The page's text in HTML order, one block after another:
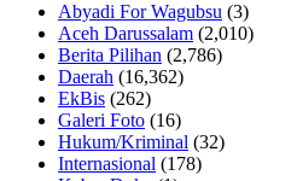
Abyadi For Wagubsu (3)
Aceh Darussalam (2,010)
Berita Pilihan (2,786)
Daerah (16,362)
EkBis (262)
Galeri Foto (16)
Hukum/Kriminal (32)
Internasional (178)